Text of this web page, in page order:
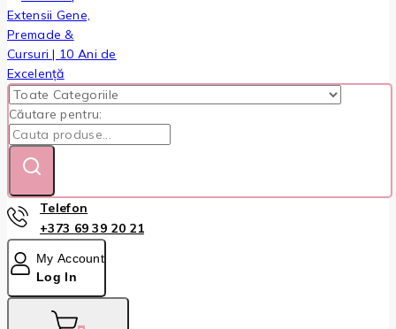
Căutare pentru:
Telefon
+373 69 39 20 21
My Account
Log In